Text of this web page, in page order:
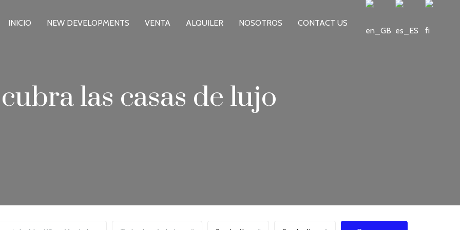
INICIO NEW DEVELOPMENTS VENTA ALQUILER NOSOTROS CONTACT US
las casas de lujo